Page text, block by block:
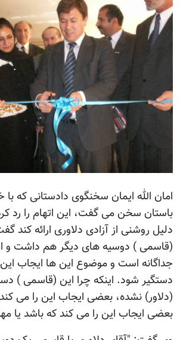
امان الله ایمان سخنگوی دادستانی که
باستان سخن می گفت، این اتهام را رد
دلیل روشنی از آزادی دلاوری ارائه کند
(قاسمی ) دوسیه های دیگر هم داشت و
جداگانه است و موضوع این ها ایجاب این
دستگیر شود. اینکه چرا این (قاسمی )
(دلاور) نشده، بعضی ایجاب این را می
بعضی ایجاب این را می کند که باشد یا